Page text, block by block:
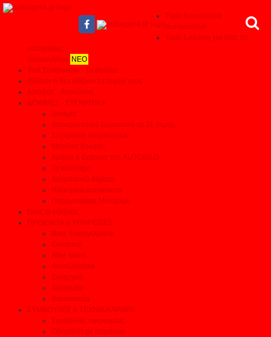
Τιμές Καινούριων
αυτοκινήτων
Τιμές Leasing για όλες τις
κατηγορίες
αυτοκινήτων ΝΕΟ
Test Συνεργείων - Το θαύμα!
Αξίζουν ή δεν αξίζουν τα λεφτά τους
Απόψεις - Αναλύσεις
ΔΟΚΙΜΕΣ - ΣΥΓΚΡΙΤΙΚΑ
Δοκιμές
Αποκαλυπτικά Συγκριτικά σε 11 τομείς
Συγκριτικά αυτοκινήτων
Μεγάλες δοκιμές
Αρθρα & Ερευνες της AUTOBILD
Τα καλύτερα
Αγοραστικά θέματα
Ηλεκτρικά αυτοκίνητα
Παρουσιάσεις Μοντέλων
Όλες οι ειδήσεις
ΠΡΟΙΟΝΤΑ & ΥΠΗΡΕΣΙΕΣ
Βρες Επαγγελματία
Ελαστικά
After sales
Ανταλλακτικά
Συνεργεία
Αξεσουάρ
Φανοποιεία
ΣΥΜΒΟΥΛΕΣ & ΤΕΧΝΙΚΑ ΑΡΘΡΑ
Συμβουλές οικονομίας
Οδηγείστε με ασφάλεια